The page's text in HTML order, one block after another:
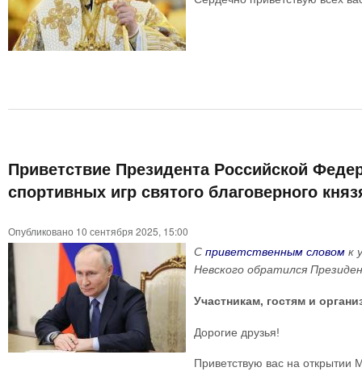
Приветствие Президента Российской
спортивных игр святого благоверного
Опубликовано 10 сентября 2025, 15:00
С приветственным словом к
Невского обратился
Участникам, гостям и
Дорогие друзья!
Приветствую вас на открытии